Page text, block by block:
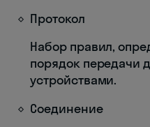
Протокол
Набор правил,
порядок передачи
устройствами.
Соединение